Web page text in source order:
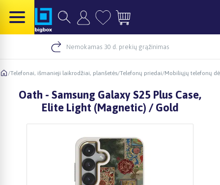
Nemokamas 30 d. prekių grąžinimas
/Telefonai, išmanieji laikrodžiai, planšetės/Telefonų priedai/Mobiliųjų telefonų
Oath - Samsung Galaxy S25 Plus Case,
Elite Light (Magnetic) / Gold